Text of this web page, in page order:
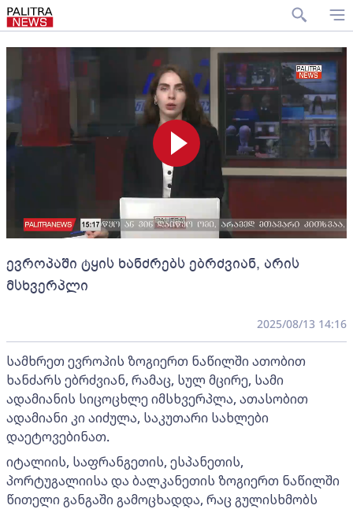
ევროპაში ტყის ხანძრებს ებრძვიან, არის
მსხვერპლი
2025/08/13 14:16
სამხრეთ ევროპის ზოგიერთ ნაწილში ათობით
ხანძარს ებრძვიან, რამაც, სულ მცირე, სამი
ადამიანის სიცოცხლე იმსხვერპლა, ათასობით
ადამიანი კი აიძულა, საკუთარი სახლები
დაეტოვებინათ.
იტალიის, საფრანგეთის, ესპანეთის,
პორტუგალიისა და ბალკანეთის ზოგიერთ ნაწილში
წითელი განგაში გამოცხადდა, რაც გულისხმობს